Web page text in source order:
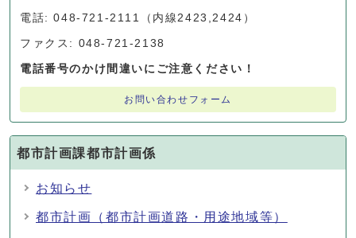
電話: 048-721-2111（内線2423,2424）
ファクス: 048-721-2138
電話番号のかけ間違いにご注意ください！
お問い合わせフォーム
都市計画課都市計画係
お知らせ
都市計画（都市計画道路・用途地域等）